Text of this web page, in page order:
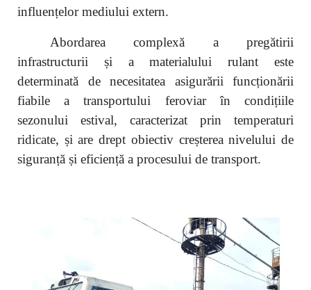
influențelor mediului extern.
Abordareacomplexă a pregătirii
infrastructurii și a materialului rulant este
determinată de necesitatea asigurării funcționării
fiabile a transportului feroviar în condițiile
sezonului estival, caracterizat prin temperaturi
ridicate, și are drept obiectiv creșterea nivelului de
siguranță și eficiență a procesului de transport.